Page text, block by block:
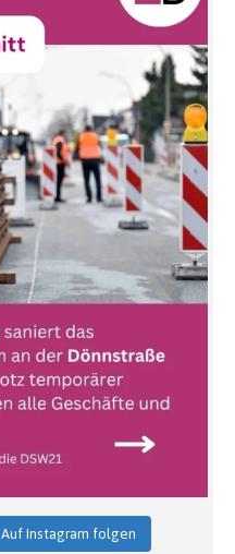
Auf Instagram folgen